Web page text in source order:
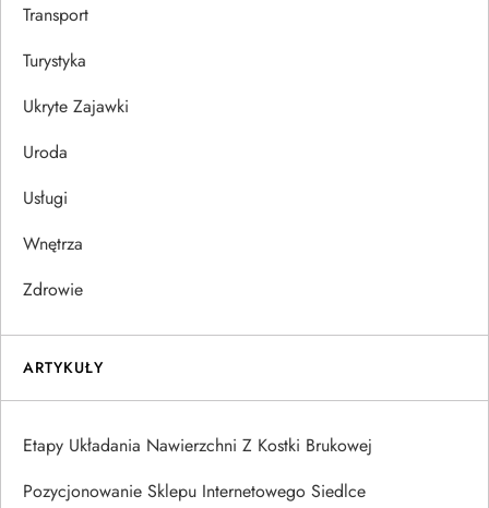
Transport
Turystyka
Ukryte Zajawki
Uroda
Usługi
Wnętrza
Zdrowie
ARTYKUŁY
Etapy Układania Nawierzchni Z Kostki Brukowej
Pozycjonowanie Sklepu Internetowego Siedlce